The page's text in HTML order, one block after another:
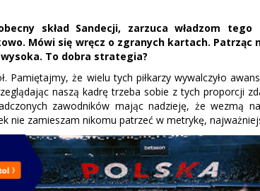
skład Sandecji, zarzuca władzom
Mówi się wręcz o zgranych kartach. Patrząc
To dobra strategia?
Pamiętajmy, że wielu tych piłkarzy wywalczyło
naszą kadrę trzeba sobie z tych proporcji
zawodników mając nadzieję, że wezmą
nie zamieszam nikomu patrzeć w metrykę,